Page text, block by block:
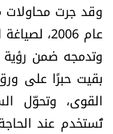
وقد جرت محاولات
عام 2006،
وتدمجه ضمن رؤية
بقيت حبرًا على
القوى، وتحوّل
تُستخدم عند